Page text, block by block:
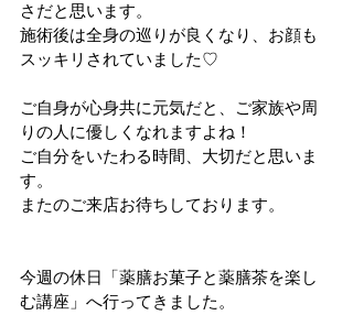
さだと思います。
施術後は全身の巡りが良くなり、お顔も
スッキリされていました♡
ご自身が心身共に元気だと、ご家族や周
りの人に優しくなれますよね！
ご自分をいたわる時間、大切だと思いま
す。
またのご来店お待ちしております。
今週の休日「薬膳お菓子と薬膳茶を楽し
む講座」へ行ってきました。